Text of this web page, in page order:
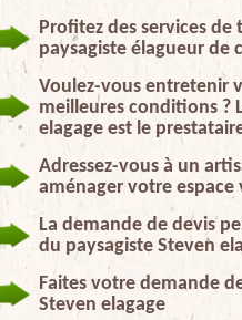
Profitez des services de
paysagiste élagueur de
Voulez-vous entretenir
meilleures conditions ?
elagage est le
Adressez-vous à un
aménager votre espace
La demande de devis
du paysagiste Steven
Faites votre demande
Steven elagage